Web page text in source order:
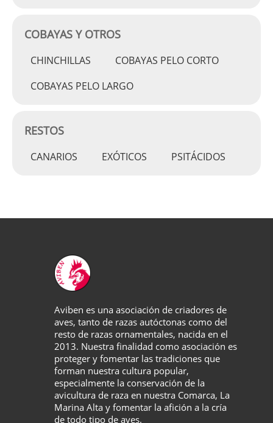
COBAYAS Y OTROS
CHINCHILLAS
COBAYAS PELO CORTO
COBAYAS PELO LARGO
RESTOS
CANARIOS EXÓTICOS PSITÁCIDOS
Aviben es una asociación de criadores de
aves, tanto de razas autóctonas como del
resto de razas ornamentales, nacida en el
2013. Nuestra finalidad como asociación es
proteger y fomentar las tradiciones que
forman nuestra cultura popular,
especialmente la conservación de la
avicultura de raza en nuestra Comarca, La
Marina Alta y fomentar la afición a la cría
de todo tipo de aves.